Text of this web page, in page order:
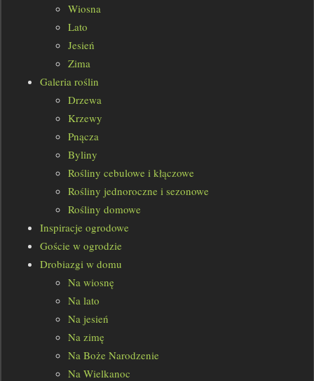
Wiosna
Lato
Jesień
Zima
Galeria roślin
Drzewa
Krzewy
Pnącza
Byliny
Rośliny cebulowe i kłączowe
Rośliny jednoroczne i sezonowe
Rośliny domowe
Inspiracje ogrodowe
Goście w ogrodzie
Drobiazgi w domu
Na wiosnę
Na lato
Na jesień
Na zimę
Na Boże Narodzenie
Na Wielkanoc